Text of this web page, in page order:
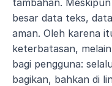
besar data teks,
aman. Oleh karena
keterbatasan,
bagi pengguna:
bagikan, bahkan di